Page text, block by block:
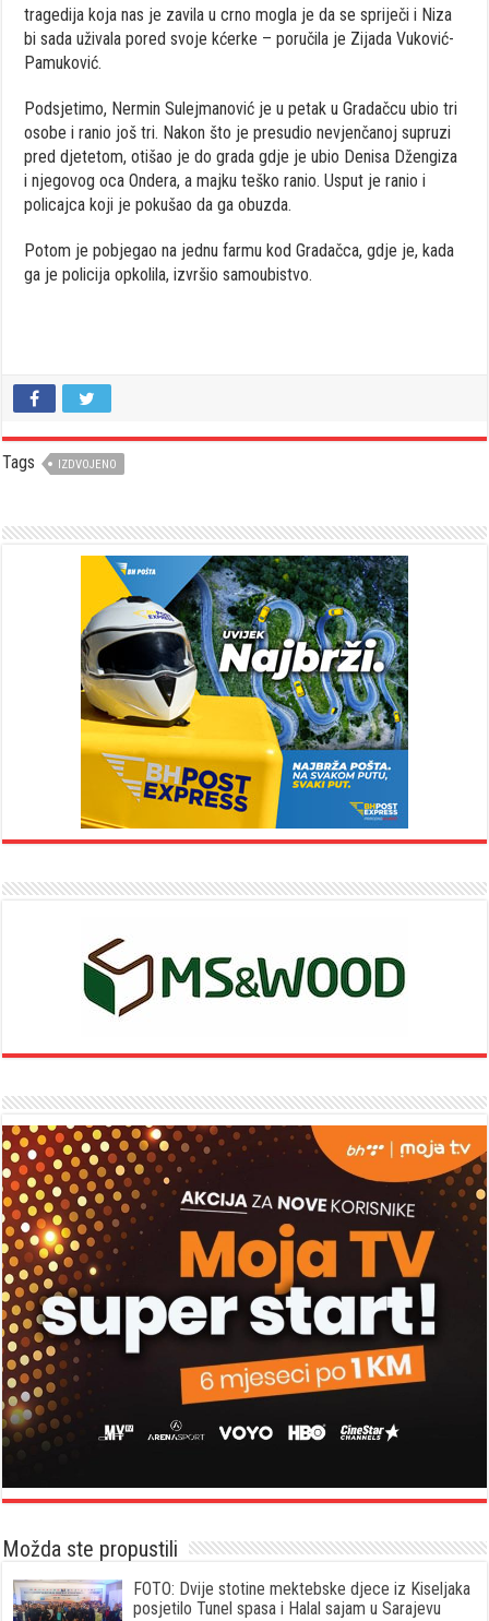
tragedija koja nas je zavila u crno mogla je da se spriječi i Niza
bi sada uživala pored svoje kćerke – poručila je Zijada Vuković-
Pamuković.
Podsjetimo, Nermin Sulejmanović je u petak u Gradačcu ubio tri
osobe i ranio još tri. Nakon što je presudio nevjenčanoj supruzi
pred djetetom, otišao je do grada gdje je ubio Denisa Džengiza
i njegovog oca Ondera, a majku teško ranio. Usput je ranio i
policajca koji je pokušao da ga obuzda.
Potom je pobjegao na jednu farmu kod Gradačca, gdje je, kada
ga je policija opkolila, izvršio samoubistvo.
Tags IZDVOJENO
Možda ste propustili
FOTO: Dvije stotine mektebske djece iz Kiseljaka
posjetilo Tunel spasa i Halal sajam u Sarajevu